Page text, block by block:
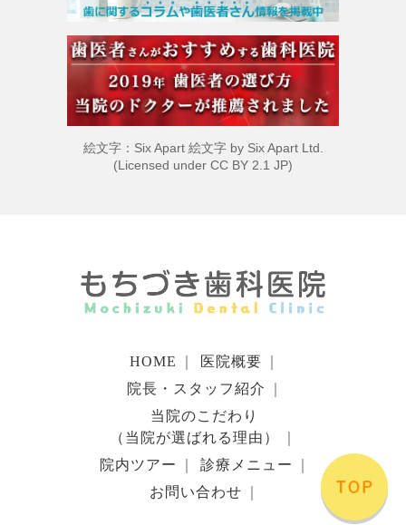
絵文字：Six Apart 絵文字 by Six Apart Ltd.
(Licensed under CC BY 2.1 JP)
HOME 医院概要
院長・スタッフ紹介
当院のこだわり
（当院が選ばれる理由）
院内ツアー
診療メニュー
お問い合わせ